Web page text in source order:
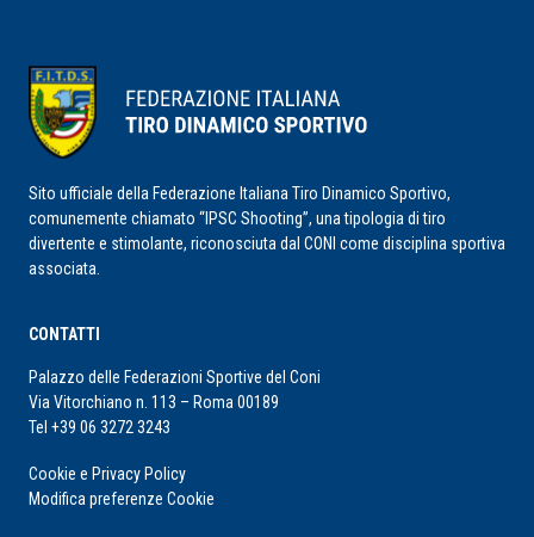
Sito ufficiale della Federazione Italiana Tiro Dinamico Sportivo,
comunemente chiamato “IPSC Shooting”, una tipologia di tiro
divertente e stimolante, riconosciuta dal CONI come disciplina sportiva
associata.
CONTATTI
Palazzo delle Federazioni Sportive del Coni
Via Vitorchiano n. 113 – Roma 00189
Tel +39 06 3272 3243
Cookie e Privacy Policy
Modifica preferenze Cookie